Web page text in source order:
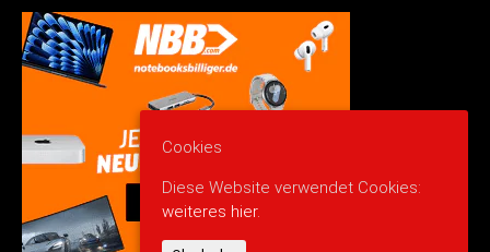
Cookies
Diese Website verwendet Cookies:
weiteres hier.